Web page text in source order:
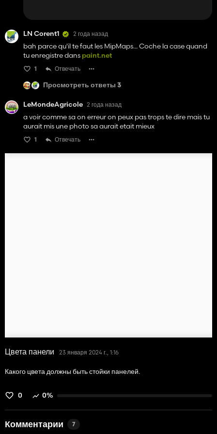
FS22_Panneaux_Francais/textures/3trafficSignsDecals_
…
и так со всеми...
Если у кого-то есть решение, оставьте комментарий или
LN Corent1 2 года назад
bah parce qu'il te faut les MipMaps... Coche la case quand
tu enregistre dans paint.net
1 Отвечать
Просмотреть ответы 3
LeMondeAgricole 2 года назад
a voir comme sa on erreur on peux pas trops te dire mais tu
aurait mis une photo sa aurait etait mieux
1 Отвечать
Цвета панели 23 января 2024 г., 1:16
Какого цвета должны быть стойки панелей.
0 0%
Комментарии 7